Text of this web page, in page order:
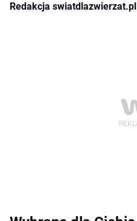
Redakcja swiatdlazwierzat.pl